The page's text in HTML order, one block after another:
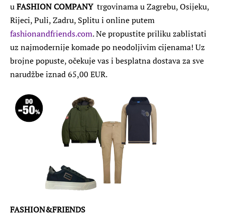
uFASHION COMPANYtrgovinama u Zagrebu, Osijeku,
Rijeci, Puli, Zadru, Splitu i online putem
fashionandfriends.com. Ne propustite priliku zablistati
uz najmodernije komade po neodoljivim cijenama! Uz
brojne popuste, očekuje vas i besplatna dostava za sve
narudžbe iznad 65,00 EUR.
FASHION&FRIENDS